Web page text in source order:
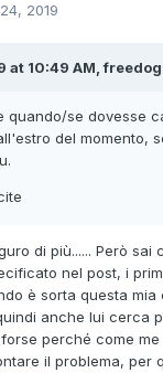
2019
at 10:49 AM,
quando/se dovesse
del momento,
di più...... Però sai
nel post, i
è sorta questa mia
anche lui cerca
perché come
il problema, per